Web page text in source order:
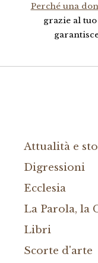
Perché una
grazie al
Attualità e
Digressioni
Ecclesia
La Parola, la
Libri
Scorte d'arte